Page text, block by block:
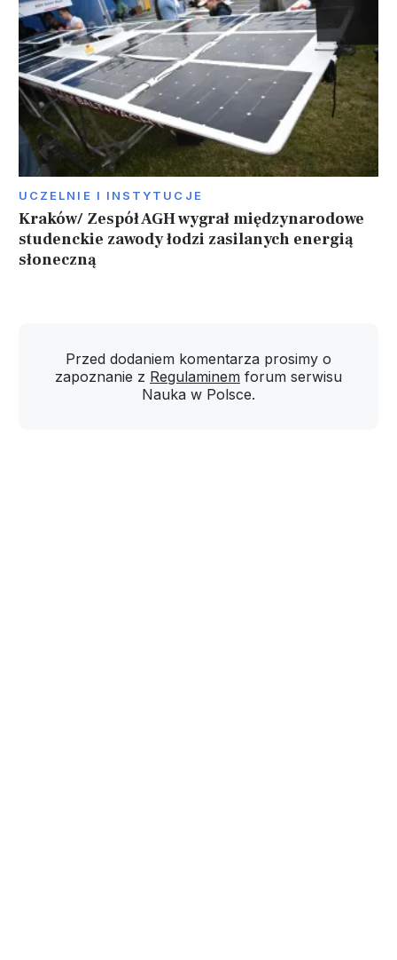
UCZELNIE I INSTYTUCJE
Kraków/ Zespół AGH wygrał międzynarodowe
studenckie zawody łodzi zasilanych energią
słoneczną
Przed dodaniem komentarza prosimy o
zapoznanie z Regulaminem forum serwisu
Nauka w Polsce.